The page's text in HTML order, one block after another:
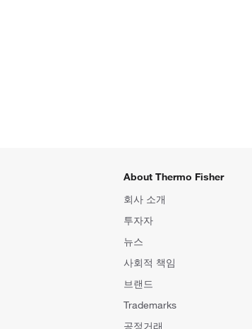
About Thermo Fisher
회사 소개
투자자
뉴스
사회적 책임
브랜드
Trademarks
공정거래